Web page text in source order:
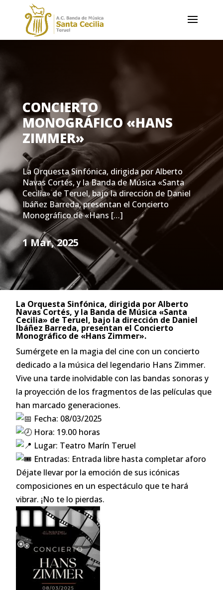
CONCIERTO
MONOGRÁFICO «HANS
ZIMMER»
La Orquesta Sinfónica, dirigida por Alberto
Navas Cortés, y la Banda de Música «Santa
Cecilia» de Teruel, bajo la dirección de Daniel
Ibáñez Barreda, presentan el Concierto
Monográfico de «Hans […]
1 Mar, 2025
La Orquesta Sinfónica, dirigida por Alberto
Navas Cortés, y la Banda de Música «Santa
Cecilia» de Teruel, bajo la dirección de Daniel
Ibáñez Barreda, presentan el Concierto
Monográfico de «Hans Zimmer».
Sumérgete en la magia del cine con un concierto
dedicado a la música del legendario Hans Zimmer.
Vive una tarde inolvidable con las bandas sonoras y
la proyección de los fragmentos de las películas que
han marcado generaciones.
Fecha: 08/03/2025
Hora: 19.00 horas
Lugar: Teatro Marín Teruel
Entradas: Entrada libre hasta completar aforo
Déjate llevar por la emoción de sus icónicas
composiciones en un espectáculo que te hará
vibrar. ¡No te lo pierdas.